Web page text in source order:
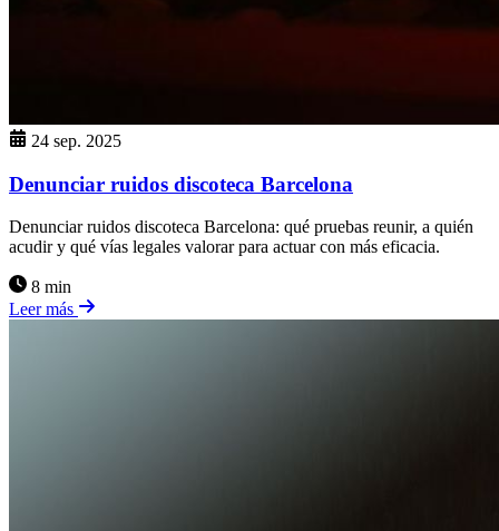
24 sep. 2025
Denunciar ruidos discoteca Barcelona
Denunciar ruidos discoteca Barcelona: qué pruebas reunir, a quién
acudir y qué vías legales valorar para actuar con más eficacia.
8 min
Leer más